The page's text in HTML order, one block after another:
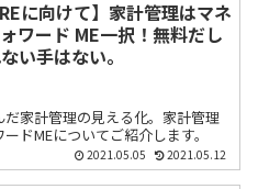
に向けて】家計管理はマネ
ワード ME一択！無料だし
い手はない。
家計管理の見える化。家計管理
ドMEについてご紹介します。
2021.05.05 2021.05.12